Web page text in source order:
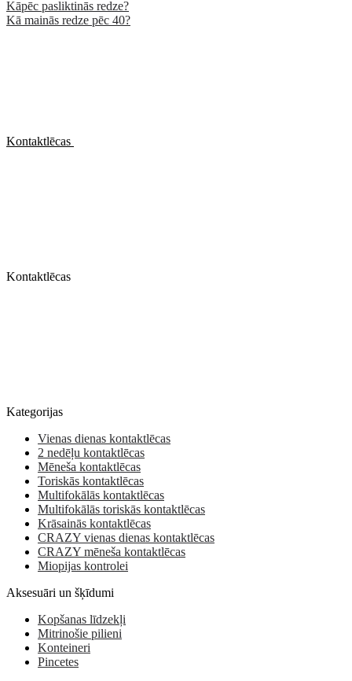
Kāpēc pasliktinās redze?
Kā mainās redze pēc 40?
Kontaktlēcas
Kontaktlēcas
Kategorijas
Vienas dienas kontaktlēcas
2 nedēļu kontaktlēcas
Mēneša kontaktlēcas
Toriskās kontaktlēcas
Multifokālās kontaktlēcas
Multifokālās toriskās kontaktlēcas
Krāsainās kontaktlēcas
CRAZY vienas dienas kontaktlēcas
CRAZY mēneša kontaktlēcas
Miopijas kontrolei
Aksesuāri un šķīdumi
Kopšanas līdzekļi
Mitrinošie pilieni
Konteineri
Pincetes